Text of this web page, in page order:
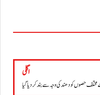
اگلی
حصوں کو دھند کی وجہ سے بند کردیا گیا